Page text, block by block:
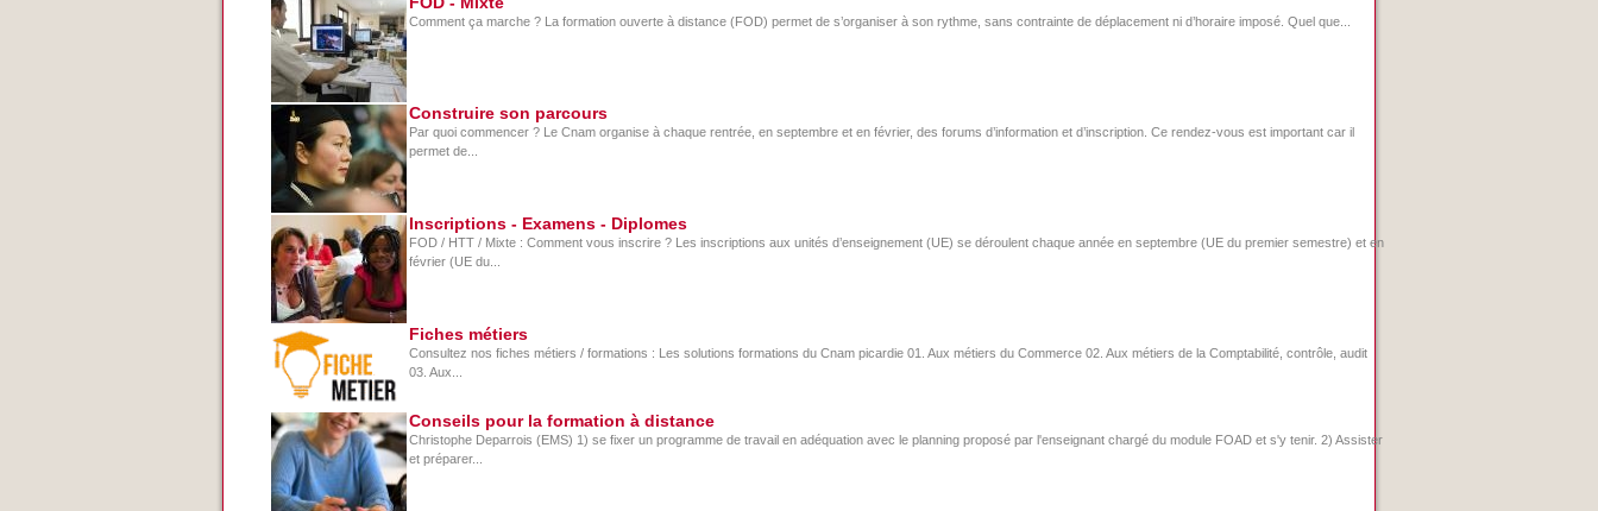
Comment ça marche ? La formation ouverte à distance (FOD) permet de s’organiser à son rythme, sans contrainte de déplacement ni d’horaire imposé. Quel que...
Construire son parcours
Par quoi commencer ? Le Cnam organise à chaque rentrée, en septembre et en février, des forums d’information et d’inscription. Ce rendez-vous est important car il
permet de...
Inscriptions - Examens - Diplomes
FOD / HTT / Mixte : Comment vous inscrire ? Les inscriptions aux unités d’enseignement (UE) se déroulent chaque année en septembre (UE du premier semestre) et en
février (UE du...
Fiches métiers
Consultez nos fiches métiers / formations : Les solutions formations du Cnam picardie 01. Aux métiers du Commerce 02. Aux métiers de la Comptabilité, contrôle, audit
03. Aux...
Conseils pour la formation à distance
Christophe Deparrois (EMS) 1) se fixer un programme de travail en adéquation avec le planning proposé par l'enseignant chargé du module FOAD et s'y tenir. 2) Assister
et préparer...